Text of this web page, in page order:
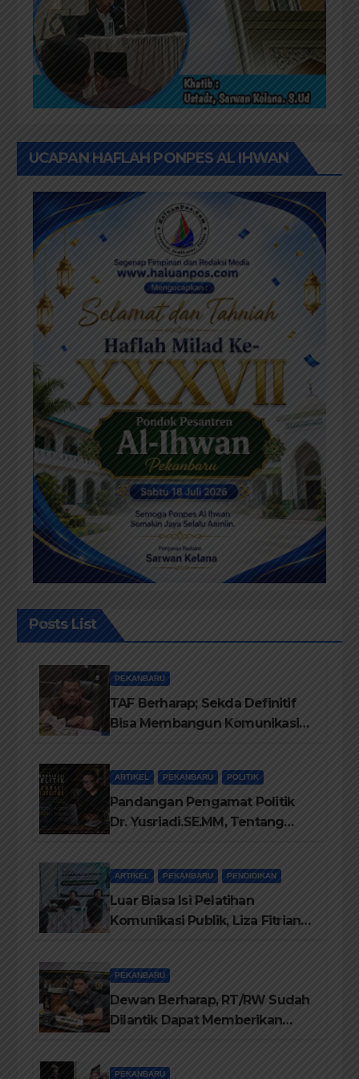
UCAPAN HAFLAH PONPES AL IHWAN
Posts List
PEKANBARU
TAF Berharap; Sekda Definitif
Bisa Membangun Komunikasi
ARTIKEL PEKANBARU POLITIK
Pandangan Pengamat Politik
Dr. Yusriadi.SE.MM, Tentang
ARTIKEL PEKANBARU PENDIDIKAN
Luar Biasa Isi Pelatihan
Komunikasi Publik, Liza Fitriani
PEKANBARU
Dewan Berharap, RT/RW Sudah
Dilantik Dapat Memberikan
PEKANBARU